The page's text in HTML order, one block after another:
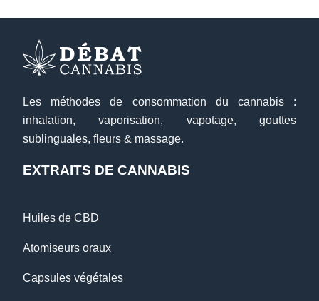
Les méthodes de consommation du cannabis :
inhalation, vaporisation, vapotage, gouttes
sublinguales, fleurs & massage.
EXTRAITS DE CANNABIS
Huiles de CBD
Atomiseurs oraux
Capsules végétales